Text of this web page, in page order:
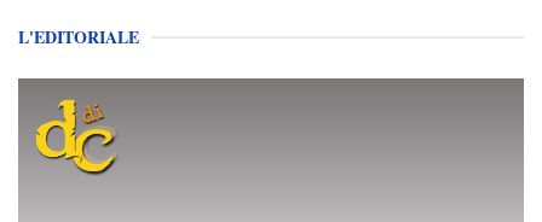
L'EDITORIALE